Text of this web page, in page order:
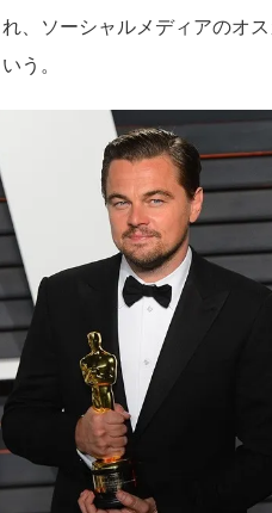
、ソーシャルメディアのオ
う。